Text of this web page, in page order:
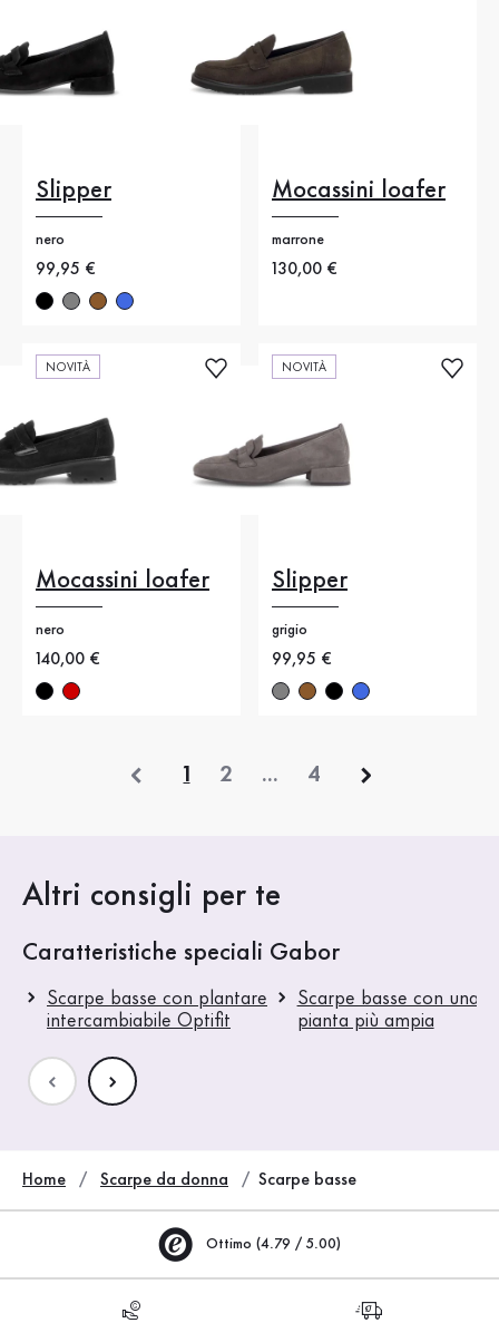
Slipper
nero
Nuovo prezzo
99,95 €
Mocassini loafer
marrone
Nuovo prezzo
130,00 €
NOVITÀ
Mocassini loafer
nero
Nuovo prezzo
140,00 €
NOVITÀ
Slipper
grigio
Nuovo prezzo
99,95 €
1 2 ... 4
Altri consigli per te
Caratteristiche speciali Gabor
Scarpe basse con plantare
intercambiabile Optifit
Scarpe basse con una
pianta più ampia
Home Scarpe da donna Scarpe basse
Ottimo (4.79 / 5.00)